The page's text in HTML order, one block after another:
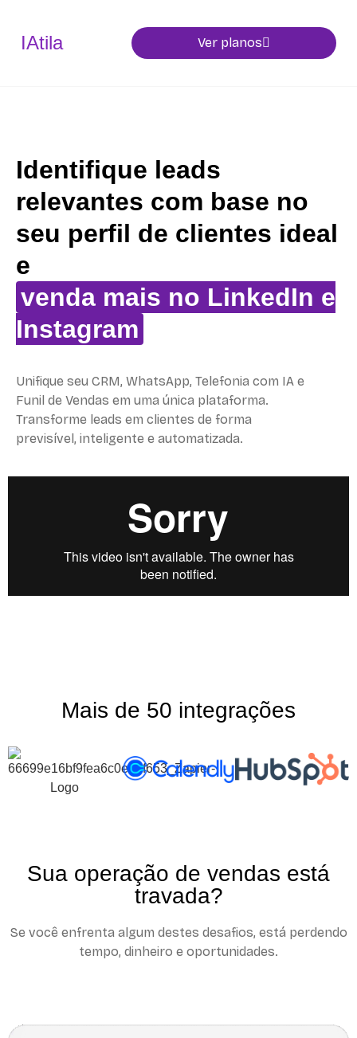
IAtila Ver planos
Identifique leads
relevantes com base no
seu perfil de clientes ideal
e
venda mais no LinkedIn e
Instagram
Unifique seu CRM, WhatsApp, Telefonia com IA e
Funil de Vendas em uma única plataforma.
Transforme leads em clientes de forma
previsível, inteligente e automatizada.
Mais de 50 integrações
Sua operação de vendas está
travada?
Se você enfrenta algum destes desafios, está perdendo
tempo, dinheiro e oportunidades.